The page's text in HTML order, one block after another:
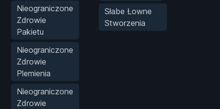
Nieograniczone
Zdrowie
Pakietu
Nieograniczone
Zdrowie
Plemienia
Nieograniczone
Zdrowie
Słabe Łowne
Stworzenia